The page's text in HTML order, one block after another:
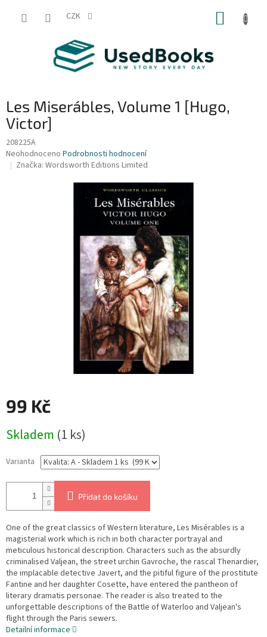
CZK
Les Miserábles, Volume 1 [Hugo,
Victor]
208225A
Průměrné
hodnocení
Neohodnoceno Podrobnosti hodnocení
Značka: Wordsworth Editions Limited
99 Kč
cena:
Skladem (1 ks)
Varianta
Přidat do košíku
One of the great classics of Western literature, Les Misérables is a
magisterial work which is rich in both character portrayal and
meticulous historical description. Characters such as the absurdly
criminalised Valjean, the street urchin Gavroche, the rascal Thenardier,
the implacable detective Javert, and the pitiful figure of the prostitute
Fantine and her daughter Cosette, have entered the pantheon of
literary dramatis personae. The reader is also treated to the
unforgettable descriptions of the Battle of Waterloo and Valjean's
flight through the Paris sewers.
Detailní informace